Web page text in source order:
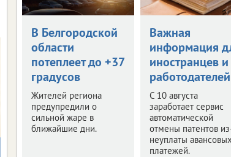
В Белгородской
области
потеплеет до +37
градусов
Жителей региона
предупредили о
сильной жаре в
ближайшие дни.
Важная
информация
иностранцев и
работодателей
С 10 августа
заработает сервис
автоматической
отмены патентов
неуплаты авансовых
платежей.